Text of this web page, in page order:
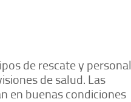
de rescate y personal
de salud. Las
en buenas condiciones